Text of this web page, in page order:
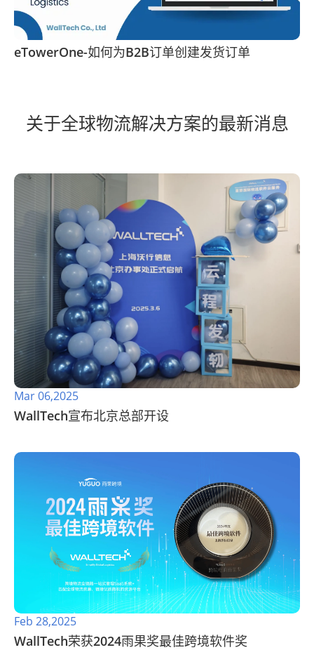
eTowerOne-如何为B2B订单创建发货订单
关于全球物流解决方案的最新消息
Mar 06,2025
WallTech宣布北京总部开设
Feb 28,2025
WallTech荣获2024雨果奖最佳跨境软件奖